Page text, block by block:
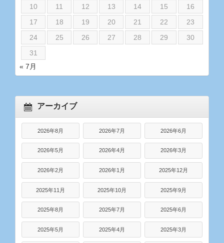
10
11 12 13 14 15
16
17
18 19 20 21 22
23
24
25 26 27 28 29
30
31
« 7月
アーカイブ
2026年8月 2026年7月 2026年6月
2026年5月 2026年4月 2026年3月
2026年2月 2026年1月 2025年12月
2025年11月 2025年10月 2025年9月
2025年8月 2025年7月 2025年6月
2025年5月 2025年4月 2025年3月